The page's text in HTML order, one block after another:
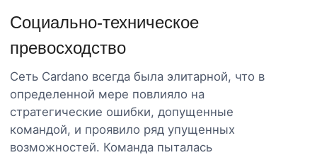
Социально-техническое
превосходство
Сеть Cardano всегда была элитарной, что в
определенной мере повлияло на
стратегические ошибки, допущенные
командой, и проявило ряд упущенных
возможностей. Команда пыталась